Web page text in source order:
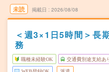
未読 掲載日 2026/08/08
＜週3×1日5時間＞長
務
職種未経験OK 交通費別途支給あ
WEB登録OK 派遣